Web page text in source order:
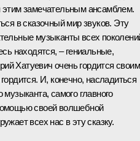
этим замечательным ансамблем.
в сказочный мир звуков. Эту
музыканты всех
находятся, – гениальные,
Хатуевич очень гордится своим
И, конечно, насладиться
музыканта, самого главного
своей волшебной
всех нас в эту сказку.